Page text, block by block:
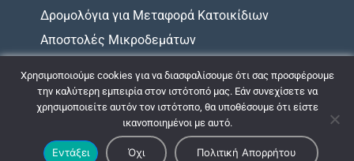
Δρομολόγια για Μεταφορά Κατοικίδιων
Αποστολές Μικροδεμάτων
Χάρτης Υποχρεώσεων
© 2009 - 2026 ΚΤΕΛ ΝΟΜΟΥ ΑΧΑΪΑΣ |Πολιτική Απορρήτου
Σχεδιασμός & Ανάπτυξη:
ΙΜΕ Πληροφορική
Χρησιμοποιούμε cookies για να διασφαλίσουμε ότι σας προσφέρουμε
την καλύτερη εμπειρία στον ιστότοπό μας. Εάν συνεχίσετε να
χρησιμοποιείτε αυτόν τον ιστότοπο, θα υποθέσουμε ότι είστε
ικανοποιημένοι με αυτό.
Εντάξει Όχι Πολιτική Απορρήτου